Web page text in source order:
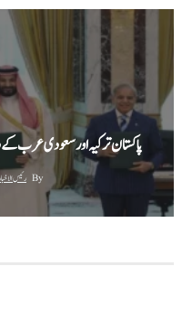
پاکستان ترکیہ اور سعودی عرب کے
By رئیس